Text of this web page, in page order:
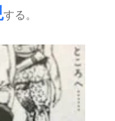
する。